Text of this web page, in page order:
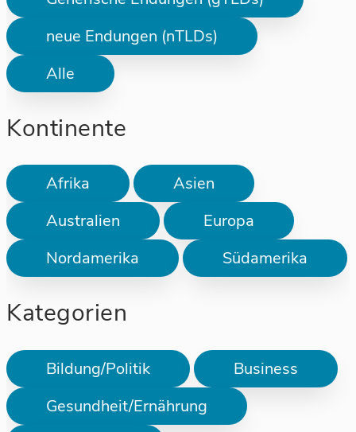
neue Endungen (nTLDs)
Alle
Kontinente
Afrika
Asien
Australien
Europa
Nordamerika
Südamerika
Kategorien
Bildung/Politik
Business
Gesundheit/Ernährung